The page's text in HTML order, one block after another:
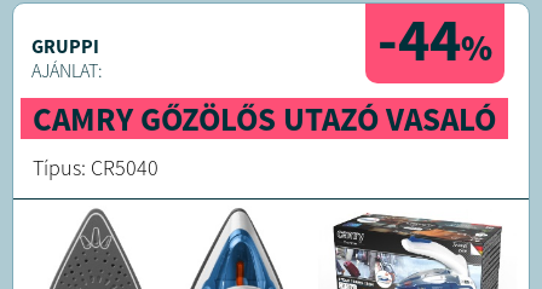
-44%
GRUPPI
AJÁNLAT:
CAMRY GŐZÖLŐS UTAZÓ VASALÓ
Típus: CR5040